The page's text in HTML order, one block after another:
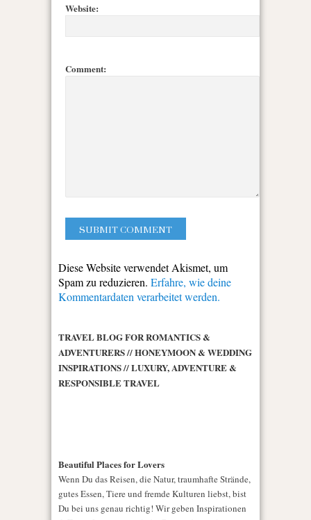
Website:
Comment:
Diese Website verwendet Akismet, um
Spam zu reduzieren. Erfahre, wie deine
Kommentardaten verarbeitet werden.
TRAVEL BLOG FOR ROMANTICS &
ADVENTURERS // HONEYMOON & WEDDING
INSPIRATIONS // LUXURY, ADVENTURE &
RESPONSIBLE TRAVEL
Beautiful Places for Lovers
Wenn Du das Reisen, die Natur, traumhafte Strände,
gutes Essen, Tiere und fremde Kulturen liebst, bist
Du bei uns genau richtig! Wir geben Inspirationen